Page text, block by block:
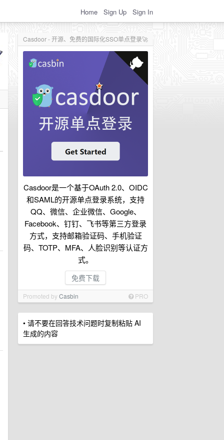
Home Sign Up Sign In
Casdoor - 开源、免费的国际化SSO单点登录🚀
Casdoor是一个基于OAuth 2.0、OIDC
和SAML的开源单点登录系统，支持
QQ、微信、企业微信、Google、
Facebook、钉钉、飞书等第三方登录
方式，支持邮箱验证码、手机验证
码、TOTP、MFA、人脸识别等认证方
式。
免费下载
Promoted byCasbin PRO
• 请不要在回答技术问题时复制粘贴 AI
生成的内容